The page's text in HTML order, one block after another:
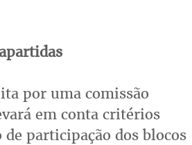
por uma comissão
em conta critérios
participação dos blocos